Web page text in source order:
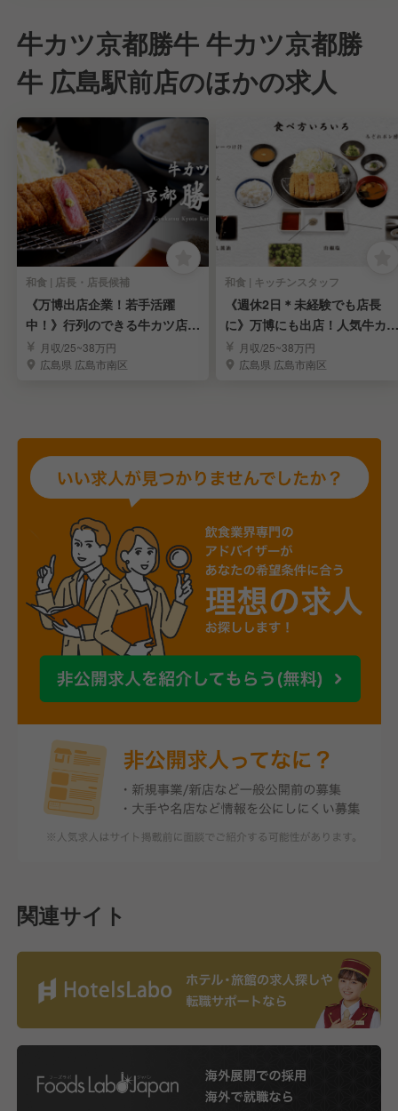
牛カツ京都勝牛 牛カツ京都勝
牛 広島駅前店のほかの求人
和食 | 店長・店長候補
《万博出店企業！若手活躍
中！》行列のできる牛カツ店の
店長候補募集
月収/25~38万円
広島県 広島市南区
和食 | キッチンスタッフ
《週休2日＊未経験でも店長
に》万博にも出店！人気牛カツ
専門店のスタッフ募集
月収/25~38万円
広島県 広島市南区
関連サイト